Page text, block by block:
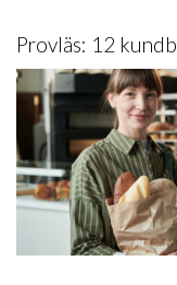
Provläs: 12